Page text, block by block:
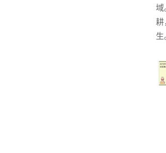
域
耕
生